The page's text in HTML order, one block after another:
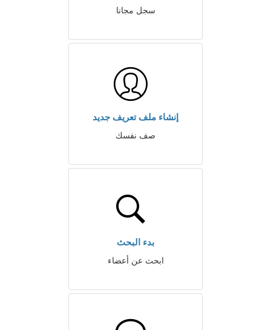
سجل مجانا
إنشاء ملف تعريف جديد
صف نفسك
بدء البحث
ابحث عن أعضاء